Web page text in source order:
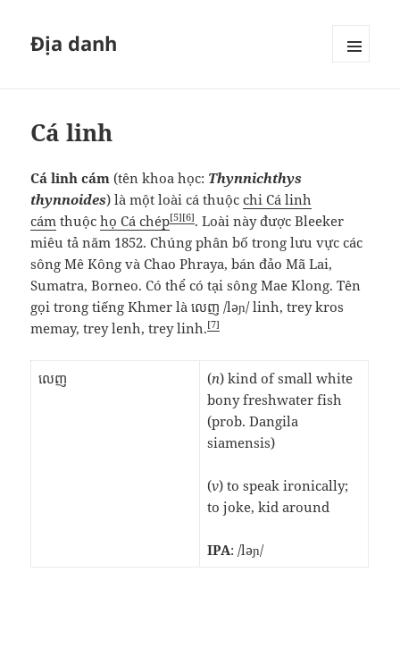
Địa danh
Cá linh
Cá linh cám (tên khoa học: Thynnichthys
thynnoides) là một loài cá thuộcchi Cá linh
cám thuộchọ Cá chép[5][6]. Loài này được Bleeker
miêu tả năm 1852. Chúng phân bố trong lưu vực các
sông Mê Kông và Chao Phraya, bán đảo Mã Lai,
Sumatra, Borneo. Có thể có tại sông Mae Klong. Tên
gọi trong tiếng Khmer là លេញ /lǝɲ/ linh, trey kros
memay, trey lenh, trey linh.[7]
លេញ (n) kind of small white
bony freshwater fish
(prob. Dangila
siamensis)
(v) to speak ironically;
to joke, kid around
IPA: /lǝɲ/